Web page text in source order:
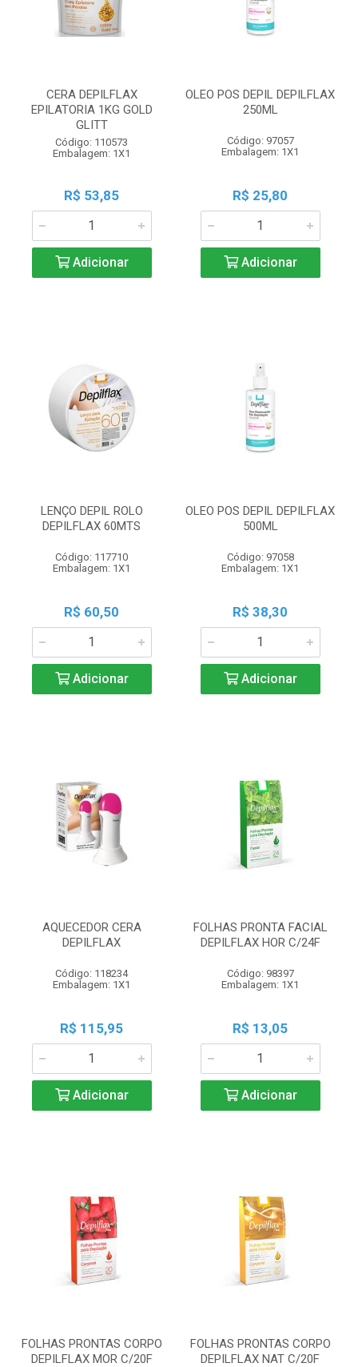
CERA DEPILFLAX
EPILATORIA 1KG GOLD
GLITT
Código: 110573
Embalagem: 1X1
R$ 53,85
Adicionar
OLEO POS DEPIL DEPILFLAX
250ML
Código: 97057
Embalagem: 1X1
R$ 25,80
Adicionar
LENÇO DEPIL ROLO
DEPILFLAX 60MTS
Código: 117710
Embalagem: 1X1
R$ 60,50
Adicionar
OLEO POS DEPIL DEPILFLAX
500ML
Código: 97058
Embalagem: 1X1
R$ 38,30
Adicionar
AQUECEDOR CERA
DEPILFLAX
Código: 118234
Embalagem: 1X1
R$ 115,95
Adicionar
FOLHAS PRONTA FACIAL
DEPILFLAX HOR C/24F
Código: 98397
Embalagem: 1X1
R$ 13,05
Adicionar
FOLHAS PRONTAS CORPO
DEPILFLAX MOR C/20F
FOLHAS PRONTAS CORPO
DEPILFLAX NAT C/20F